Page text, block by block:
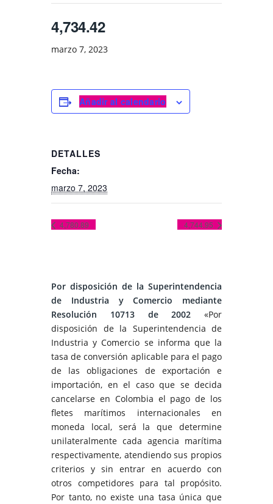
4,734.42
marzo 7, 2023
Añadir al calendario
DETALLES
Fecha:
marzo 7, 2023
4,780.89 4,744.95
Por disposición de la Superintendencia
de Industria y Comercio mediante
Resolución 10713 de 2002 «Por
disposición de la Superintendencia de
Industria y Comercio se informa que la
tasa de conversión aplicable para el pago
de las obligaciones de exportación e
importación, en el caso que se decida
cancelarse en Colombia el pago de los
fletes marítimos internacionales en
moneda local, será la que determine
unilateralmente cada agencia marítima
respectivamente, atendiendo sus propios
criterios y sin entrar en acuerdo con
otros competidores para tal propósito.
Por tanto, no existe una tasa única que